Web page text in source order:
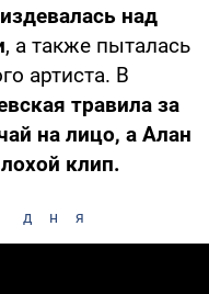
над
, а также пыталась
артиста. В
травила за
на лицо, а Алан
клип.
дня